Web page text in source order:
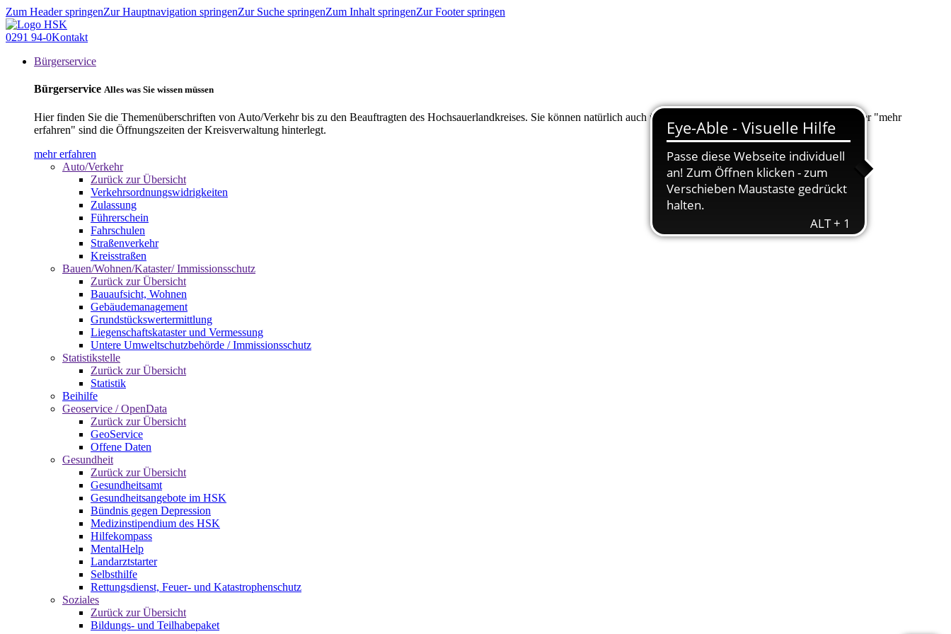
Zum Header springenZur Hauptnavigation springenZur Suche springenZum Inhalt springenZur Footer springen
0291 94-0Kontakt
Bürgerservice
Bürgerservice Alles was Sie wissen müssen
Hier finden Sie die Themenüberschriften von Auto/Verkehr bis zu den Beauftragten des Hochsauerlandkreises. Sie können natürlich auch über "Suche" nach Ihrem Anliegen suchen. Unter "mehr
erfahren" sind die Öffnungszeiten der Kreisverwaltung hinterlegt.
mehr erfahren
Auto/Verkehr
Zurück zur Übersicht
Verkehrsordnungswidrigkeiten
Zulassung
Führerschein
Fahrschulen
Straßenverkehr
Kreisstraßen
Bauen/Wohnen/Kataster/ Immissionsschutz
Zurück zur Übersicht
Bauaufsicht, Wohnen
Gebäudemanagement
Grundstückswertermittlung
Liegenschaftskataster und Vermessung
Untere Umweltschutzbehörde / Immissionsschutz
Statistikstelle
Zurück zur Übersicht
Statistik
Beihilfe
Geoservice / OpenData
Zurück zur Übersicht
GeoService
Offene Daten
Gesundheit
Zurück zur Übersicht
Gesundheitsamt
Gesundheitsangebote im HSK
Bündnis gegen Depression
Medizinstipendium des HSK
Hilfekompass
MentalHelp
Landarztstarter
Selbsthilfe
Rettungsdienst, Feuer- und Katastrophenschutz
Soziales
Zurück zur Übersicht
Bildungs- und Teilhabepaket